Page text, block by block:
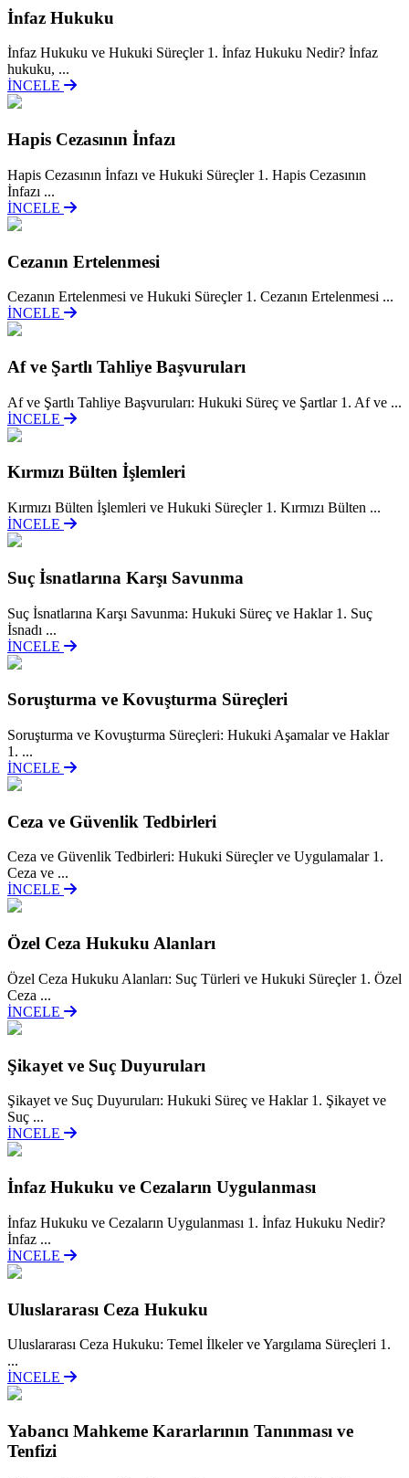
İnfaz Hukuku
İnfaz Hukuku ve Hukuki Süreçler 1. İnfaz Hukuku Nedir? İnfaz
hukuku, ...
İNCELE
Hapis Cezasının İnfazı
Hapis Cezasının İnfazı ve Hukuki Süreçler 1. Hapis Cezasının
İnfazı ...
İNCELE
Cezanın Ertelenmesi
Cezanın Ertelenmesi ve Hukuki Süreçler 1. Cezanın Ertelenmesi ...
İNCELE
Af ve Şartlı Tahliye Başvuruları
Af ve Şartlı Tahliye Başvuruları: Hukuki Süreç ve Şartlar 1. Af ve ...
İNCELE
Kırmızı Bülten İşlemleri
Kırmızı Bülten İşlemleri ve Hukuki Süreçler 1. Kırmızı Bülten ...
İNCELE
Suç İsnatlarına Karşı Savunma
Suç İsnatlarına Karşı Savunma: Hukuki Süreç ve Haklar 1. Suç
İsnadı ...
İNCELE
Soruşturma ve Kovuşturma Süreçleri
Soruşturma ve Kovuşturma Süreçleri: Hukuki Aşamalar ve Haklar
1. ...
İNCELE
Ceza ve Güvenlik Tedbirleri
Ceza ve Güvenlik Tedbirleri: Hukuki Süreçler ve Uygulamalar 1.
Ceza ve ...
İNCELE
Özel Ceza Hukuku Alanları
Özel Ceza Hukuku Alanları: Suç Türleri ve Hukuki Süreçler 1. Özel
Ceza ...
İNCELE
Şikayet ve Suç Duyuruları
Şikayet ve Suç Duyuruları: Hukuki Süreç ve Haklar 1. Şikayet ve
Suç ...
İNCELE
İnfaz Hukuku ve Cezaların Uygulanması
İnfaz Hukuku ve Cezaların Uygulanması 1. İnfaz Hukuku Nedir?
İnfaz ...
İNCELE
Uluslararası Ceza Hukuku
Uluslararası Ceza Hukuku: Temel İlkeler ve Yargılama Süreçleri 1.
...
İNCELE
Yabancı Mahkeme Kararlarının Tanınması ve
Tenfizi